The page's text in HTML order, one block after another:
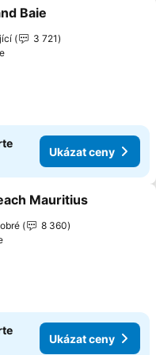
na seznam oblíbených
Baie
3 721
Ukázat ceny
na seznam oblíbených
Mauritius
8 360
Ukázat ceny